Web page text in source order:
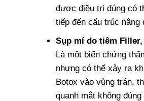
được điều trị đúng có
tiếp đến cấu trúc nâng
Sụp mí do tiêm
Là một biến chứng
nhưng có thể xảy ra
Botox vào vùng trán,
quanh mắt không